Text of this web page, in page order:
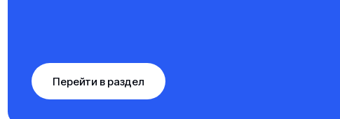
Перейти в раздел